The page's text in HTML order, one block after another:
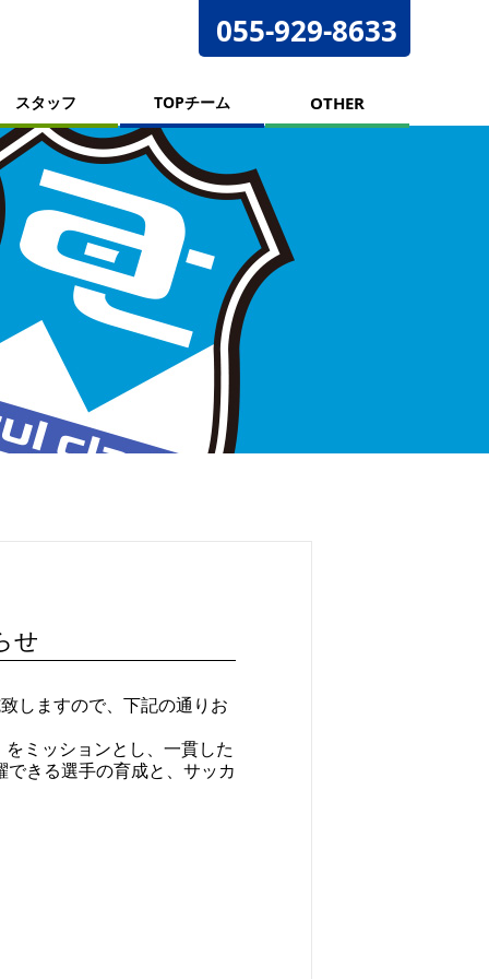
055-929-8633
スタッフ TOPチーム OTHER
せ
しますので、下記の通りお
ミッションとし、一貫した
きる選手の育成と、サッカ